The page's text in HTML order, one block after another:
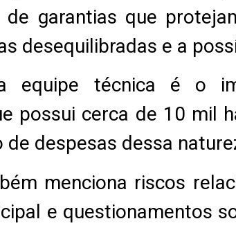
garantias que
desequilibradas e a
equipe técnica é o
possui cerca de 10 mil
despesas dessa
menciona riscos
e questionamentos